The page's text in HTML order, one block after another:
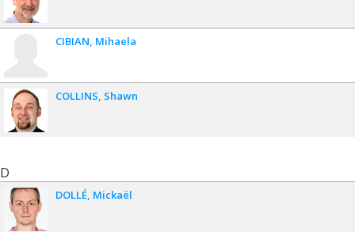
CIBIAN Mihaela
COLLINS Shawn
D
DOLLÉ Mickaël